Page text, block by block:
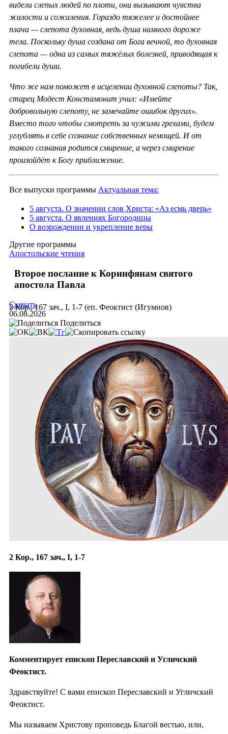
видели слепых людей по плоти, они вызывают чувства
жалости и сожаления. Гораздо тяжелее и достойнее
плача — слепота духовная, ведь душа намного дороже
тела. Поскольку душа создана от Бога вечной, то духовная
слепота — одна из самых тяжёлых болезней, приводящая к
погибели души.
Что же нам поможет в исцелении духовной слепоты? Так,
старец Модест Констамонит учил: «Имейте
добровольную слепоту, не замечайте ошибок других».
Вместо того чтобы смотреть за чужими грехами, будем
углублять в себе сознание собственных немощей. И от
такого сознания родится смирение, а через смирение
произойдёт к Богу приближение.
Все выпуски программы Актуальная тема:
5 августа. О значении слов Христа: «Аз есмь дверь»
5 августа. О явлениях Богородицы
О возрождении и укрепление веры
Другие программы
Апостольские чтения
Второе послание к Коринфянам святого
апостола Павла
2 Кор., 167 зач., I, 1-7 (еп. Феоктист (Игумнов)
Скачать
06.08.2026
Поделиться
2 Кор., 167 зач., I, 1-7
Комментирует епископ Переславский и Угличский
Феоктист.
Здравствуйте! С вами епископ Переславский и Угличский
Феоктист.
Мы называем Христову проповедь Благой вестью, или,